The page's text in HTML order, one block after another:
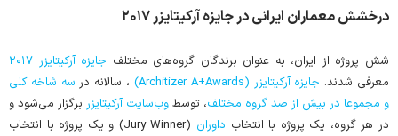
درخشش معماران ایرانی در جایزه آرکیتایزر ۲۰۱۷
شش پروژه از ایران، به عنوان برندگان گروه‌های مختلف جایزه آرکیتایزر ۲۰۱۷
معرفی شدند. جایزه آرکیتایزر (Architizer A+Awards) ، سالانه در سه شاخه کلی
و مجموعا در بیش از صد گروه‌ مختلف، توسط وب‌سایت آرکیتایزر برگزار می‌شود و
در هر گروه، یک پروژه با انتخاب داوران
(Jury Winner) و یک پروژه با انتخاب